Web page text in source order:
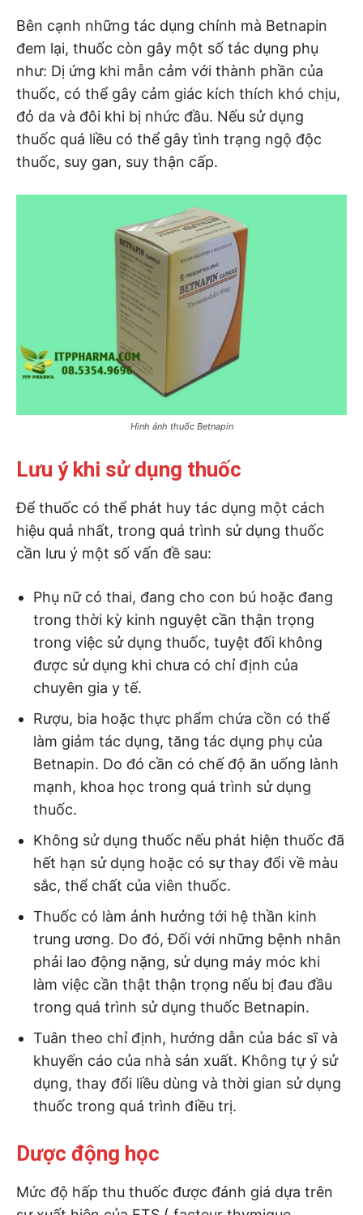
Bên cạnh những tác dụng chính mà Betnapin
đem lại, thuốc còn gây một số tác dụng phụ
như: Dị ứng khi mẫn cảm với thành phần của
thuốc, có thể gây cảm giác kích thích khó chịu,
đỏ da và đôi khi bị nhức đầu. Nếu sử dụng
thuốc quá liều có thể gây tình trạng ngộ độc
thuốc, suy gan, suy thận cấp.
Hình ảnh thuốc Betnapin
Lưu ý khi sử dụng thuốc
Để thuốc có thể phát huy tác dụng một cách
hiệu quả nhất, trong quá trình sử dụng thuốc
cần lưu ý một số vấn đề sau:
Phụ nữ có thai, đang cho con bú hoặc đang
trong thời kỳ kinh nguyệt cần thận trọng
trong việc sử dụng thuốc, tuyệt đối không
được sử dụng khi chưa có chỉ định của
chuyên gia y tế.
Rượu, bia hoặc thực phẩm chứa cồn có thể
làm giảm tác dụng, tăng tác dụng phụ của
Betnapin. Do đó cần có chế độ ăn uống lành
mạnh, khoa học trong quá trình sử dụng
thuốc.
Không sử dụng thuốc nếu phát hiện thuốc đã
hết hạn sử dụng hoặc có sự thay đổi về màu
sắc, thể chất của viên thuốc.
Thuốc có làm ảnh hưởng tới hệ thần kinh
trung ương. Do đó, Đối với những bệnh nhân
phải lao động nặng, sử dụng máy móc khi
làm việc cần thật thận trọng nếu bị đau đầu
trong quá trình sử dụng thuốc Betnapin.
Tuân theo chỉ định, hướng dẫn của bác sĩ và
khuyến cáo của nhà sản xuất. Không tự ý sử
dụng, thay đổi liều dùng và thời gian sử dụng
thuốc trong quá trình điều trị.
Dược động học
Mức độ hấp thu thuốc được đánh giá dựa trên